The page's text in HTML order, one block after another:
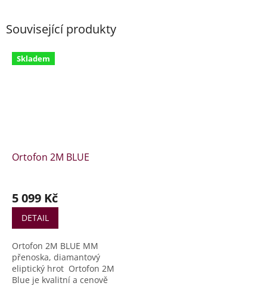
Související produkty
Skladem
Ortofon 2M BLUE
5 099 Kč
DETAIL
Ortofon 2M BLUE MM
přenoska, diamantový
eliptický hrot Ortofon 2M
Blue je kvalitní a cenově